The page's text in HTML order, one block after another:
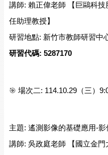
講師: 賴正偉老師 【巨鷗科
任助理教授】
研習地點: 新竹市教師研習中
研習代碼: 5287170
🎯 場次二: 114.10.29（三）
主題: 遙測影像的基礎應用-
講師: 吳政庭老師 【國立金